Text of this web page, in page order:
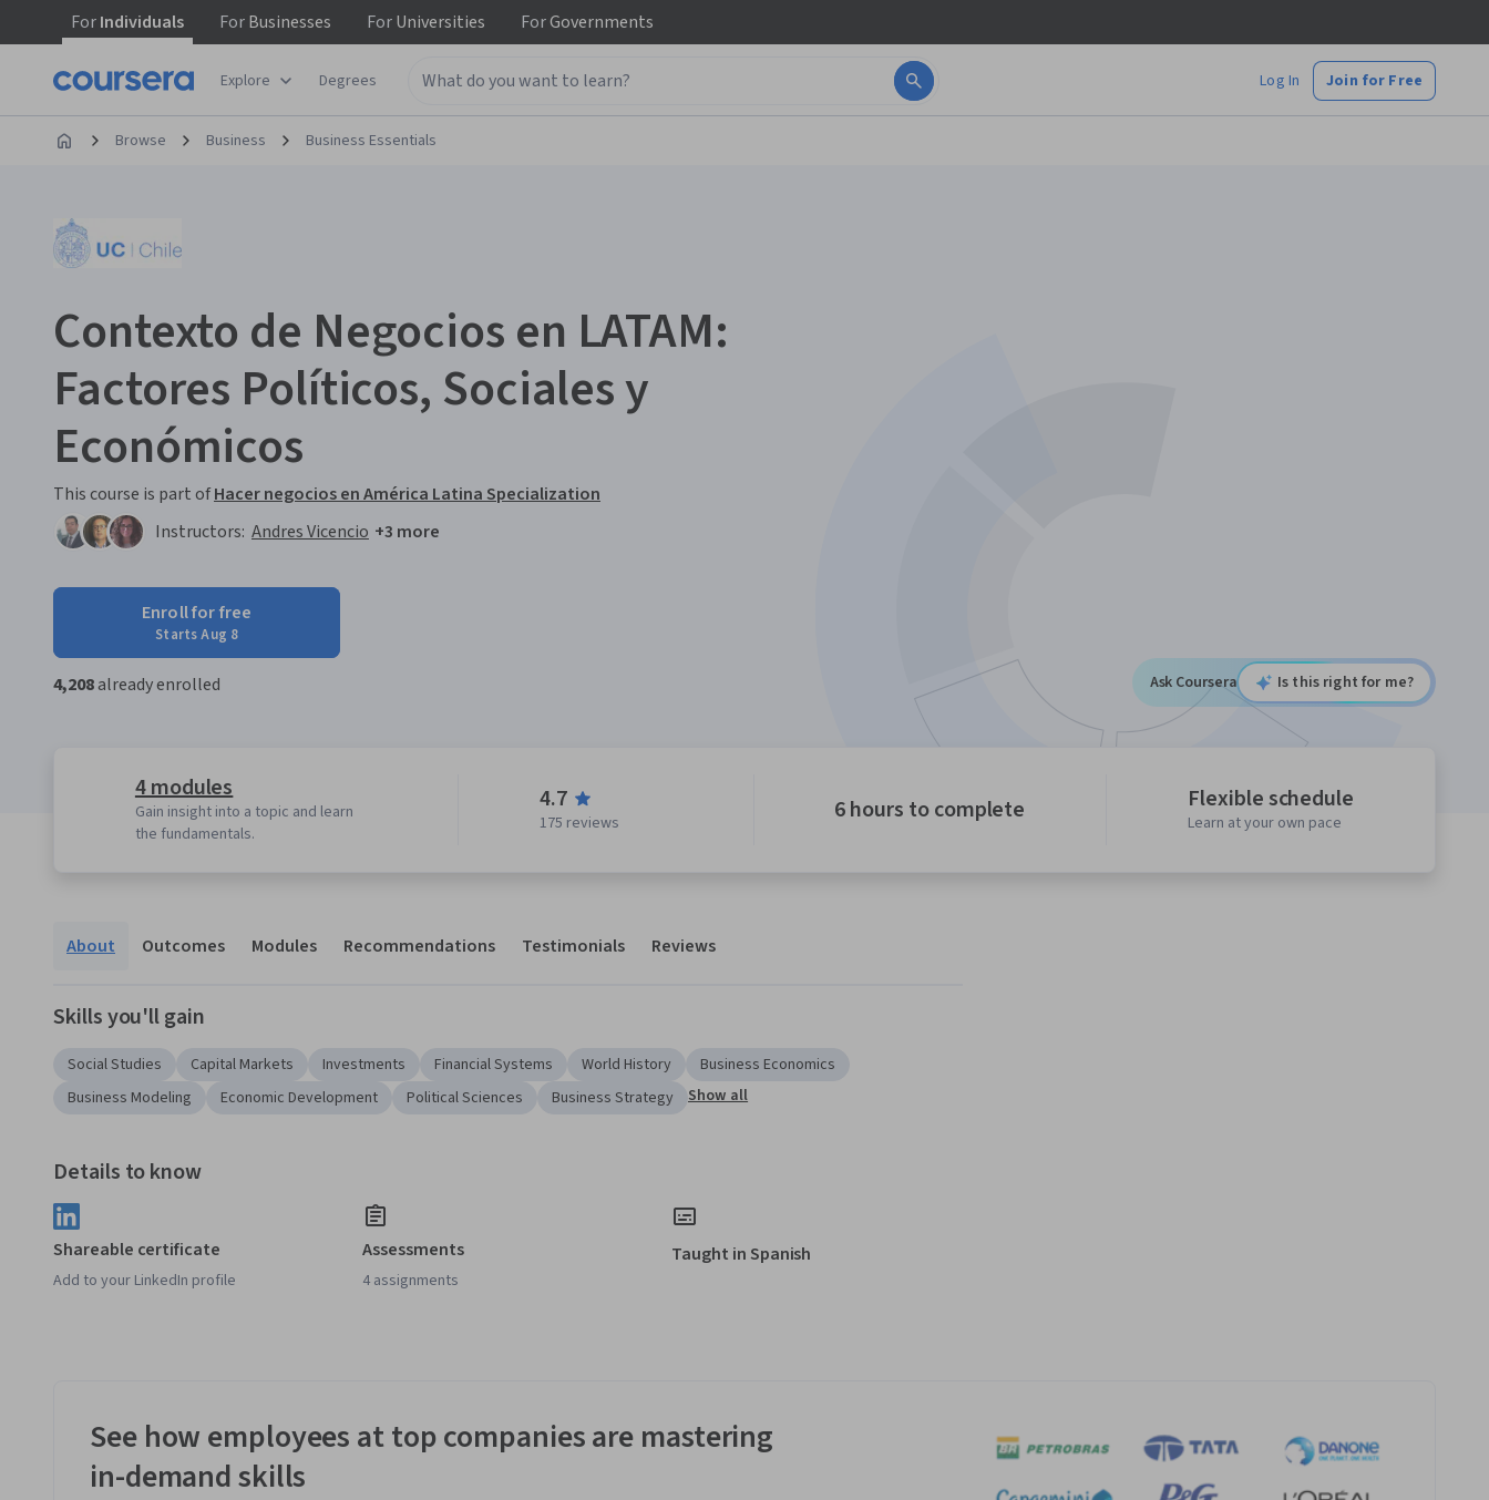
ForIndividuals ForBusinesses ForUniversities ForGovernments
Explore Degrees Log In Join for Free
Browse Business Business Essentials
Contexto de Negocios en LATAM:
Factores Políticos, Sociales y
Económicos
This course is part ofHacer negocios en América Latina Specialization
Instructors: Andres Vicencio +3 more
Enroll for free
Starts Aug 8
4,208already enrolled Ask Coursera Is this right for me?
4 modules
Gain insight into a topic and learn
the fundamentals.
4.7
175 reviews 6 hours to complete Flexible schedule
Learn at your own pace
About Outcomes Modules Recommendations Testimonials Reviews
Skills you'll gain
Social Studies Capital Markets Investments Financial Systems World History
Business Economics
Business Modeling
Economic Development Political Sciences Business Strategy Show all
Details to know
Shareable certificate
Add to your LinkedIn profile
Assessments
4 assignments
Taught in Spanish
See how employees at top companies are mastering
in-demand skills